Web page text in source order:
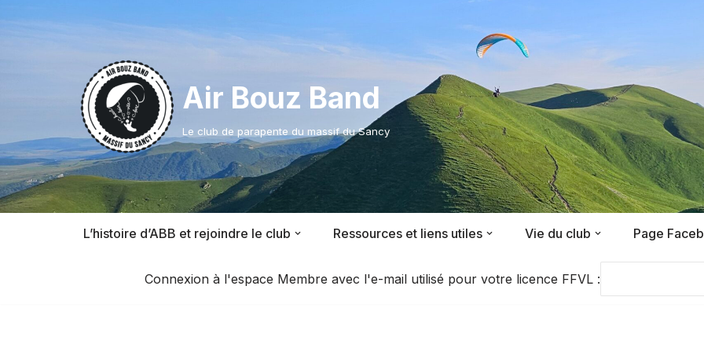
Air Bouz Band
Le club de parapente du massif du Sancy
L’histoire d’ABB et rejoindre le club Ressources et liens utiles Vie du club Page
Connexion à l'espace Membre avec l'e-mail utilisé pour votre licence FFVL :